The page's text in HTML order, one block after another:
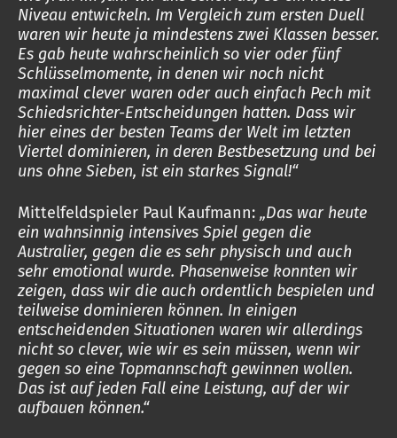
Niveau entwickeln. Im Vergleich zum ersten Duell
waren wir heute ja mindestens zwei Klassen besser.
Es gab heute wahrscheinlich so vier oder fünf
Schlüsselmomente, in denen wir noch nicht
maximal clever waren oder auch einfach Pech mit
Schiedsrichter-Entscheidungen hatten. Dass wir
hier eines der besten Teams der Welt im letzten
Viertel dominieren, in deren Bestbesetzung und bei
uns ohne Sieben, ist ein starkes Signal!“
Mittelfeldspieler Paul Kaufmann: „Das war heute
ein wahnsinnig intensives Spiel gegen die
Australier, gegen die es sehr physisch und auch
sehr emotional wurde. Phasenweise konnten wir
zeigen, dass wir die auch ordentlich bespielen und
teilweise dominieren können. In einigen
entscheidenden Situationen waren wir allerdings
nicht so clever, wie wir es sein müssen, wenn wir
gegen so eine Topmannschaft gewinnen wollen.
Das ist auf jeden Fall eine Leistung, auf der wir
aufbauen können.“